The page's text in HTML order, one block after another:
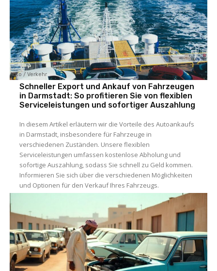
Auto / Verkehr
Schneller Export und Ankauf von Fahrzeugen
in Darmstadt: So profitieren Sie von flexiblen
Serviceleistungen und sofortiger Auszahlung
In diesem Artikel erläutern wir die Vorteile des Autoankaufs
in Darmstadt, insbesondere für Fahrzeuge in
verschiedenen Zuständen. Unsere flexiblen
Serviceleistungen umfassen kostenlose Abholung und
sofortige Auszahlung, sodass Sie schnell zu Geld kommen.
Informieren Sie sich über die verschiedenen Möglichkeiten
und Optionen für den Verkauf Ihres Fahrzeugs.